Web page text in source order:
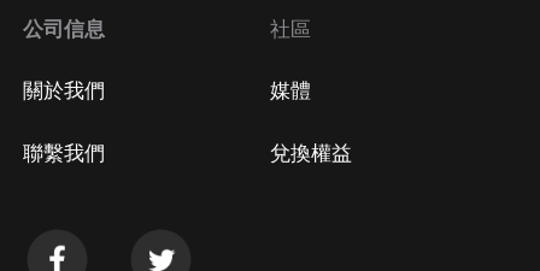
公司信息
關於我們
聯繫我們
社區
媒體
兌換權益